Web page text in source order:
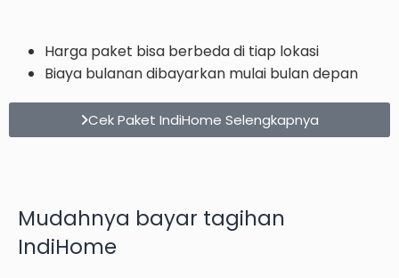
Harga paket bisa berbeda di tiap lokasi
Biaya bulanan dibayarkan mulai bulan depan
Cek Paket IndiHome Selengkapnya
Mudahnya bayar tagihan
IndiHome